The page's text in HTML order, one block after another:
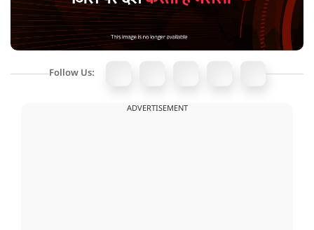
Follow Us:
ADVERTISEMENT